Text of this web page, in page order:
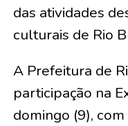
das atividades
culturais de Rio
A Prefeitura de
participação na
domingo (9),